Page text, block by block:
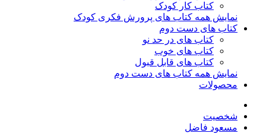
کتاب کار کودک
نمایش همه کتاب های پرورش فکری کودک
کتاب های دست دوم
کتاب های در حد نو
کتاب های خوب
کتاب های قابل قبول
نمایش همه کتاب های دست دوم
محصولات
شخصیت
مسعود فاضل